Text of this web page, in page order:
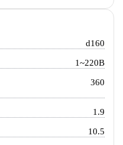
d160
1~220В
360
1.9
10.5